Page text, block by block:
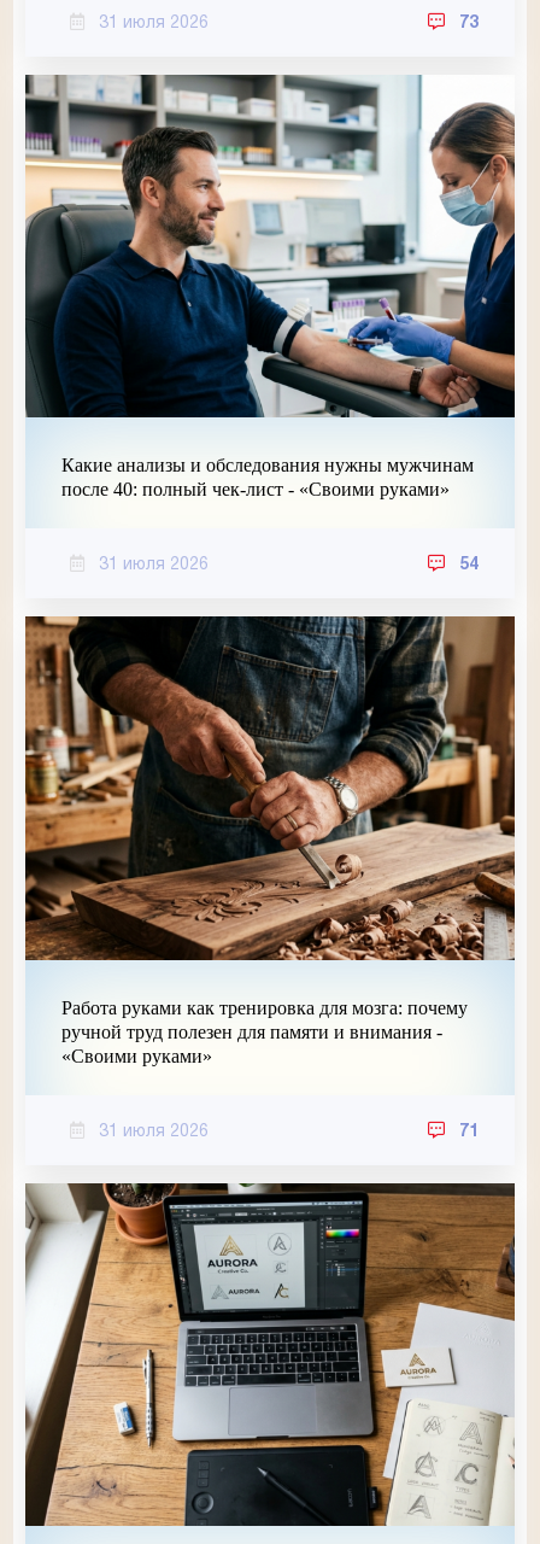
31 июля 2026 73
Какие анализы и обследования нужны мужчинам
после 40: полный чек-лист - «Своими руками»
31 июля 2026 54
Работа руками как тренировка для мозга: почему
ручной труд полезен для памяти и внимания -
«Своими руками»
31 июля 2026 71